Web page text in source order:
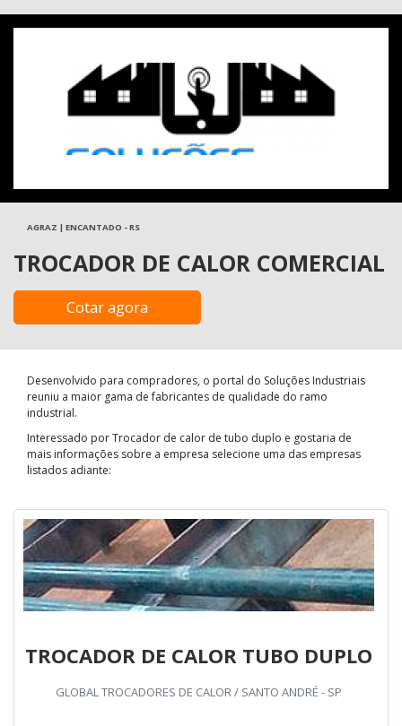
AGRAZ | ENCANTADO - RS
TROCADOR DE CALOR COMERCIAL
Cotar agora
Desenvolvido para compradores, o portal do Soluções Industriais
reuniu a maior gama de fabricantes de qualidade do ramo
industrial.
Interessado por Trocador de calor de tubo duplo e gostaria de
mais informações sobre a empresa selecione uma das empresas
listados adiante:
TROCADOR DE CALOR TUBO DUPLO
GLOBAL TROCADORES DE CALOR / SANTO ANDRÉ - SP